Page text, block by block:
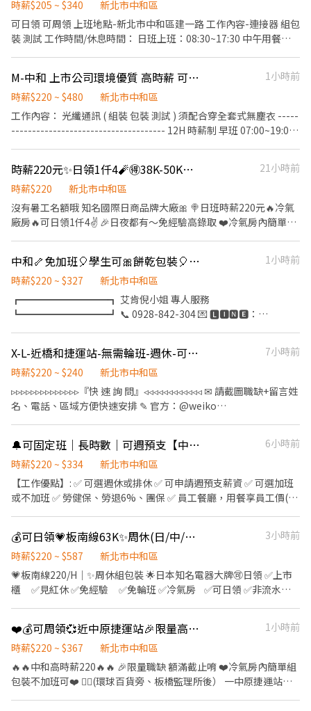
12:30/17:00-18:00休息 ➢夜班 19:00-07:00；23:00-
24:00/03:00-04:00休息 『第一天報到，會早班(10:00-17:00)教育訓
練！第二天依應徵班別上班』 【休假方式】:周休二日 見紅休/排休
津貼(約57499~67649) (加班費以200另計)(加班費依照勞
基法計算) 【廠內相關事項】 廠內準備團膳(餐具需自備)，用餐刷卡
【主動詢問】請主動告知：姓名+手機+區域 1. 快速安排請我:
https://lin.ee/Nfdix8m 2. 馬上安排請加 id : @418zmslz (記得一定
要加小老鼠唷~有需要了解細節也可直接留言唷~)
時薪$205 ~ $340
新北市中和區
可日領 可周領 上班地點-新北市中和區建一路 工作內容-連接器 組包
裝 測試 工作時間/休息時間： 日班上班：08:30~17:30 中午用餐：
M-中和 上市公司環境優質 高時薪 可8H .12H自由選 可週領 無經驗可
1小時前
時薪$220 ~ $480
新北市中和區
工作內容： 光纖通訊 ( 組裝 包裝 測試 ) 須配合穿全套式無塵衣 -----
------------------------------------- 12H 時薪制 早班 07:00~19:00
吹日曬✨ ------------------------------------------ 另有8小時常日
班 三班輪班可選 早班 06:45 ~ 15:15 午班 14:45 ~ 23:15 夜班 22:45
~ 07:15 ✨8H與12H薪資計算方式不同 可諮詢詢問✨ ✨可自由選擇加
班✨ ✨可排休✨ 可週休✨ 地點 :新北市橋安街 鄰近中和好事多 橋和
庭 歡迎您的加入✨ 快速處理 ✨ 🆔 93_chi501 電話：0983-332-312
小檸 可詢問 電話可直接搜尋加好友 留下姓名電話 截圖詢問我唷✨
時薪220元✨日領1仟4🧨🉐38K-50K🎆簡單電動鎖螺絲人員💚日中夜自選
21小時前
時薪$220
新北市中和區
沒有暑工名額哦 知名國際日商品牌大廠🎀 🍭日班時薪220元🔥冷氣
廠房🔥可日領1仟4✌ 🎉日夜都有～免經驗高錄取 ❤️冷氣房內簡單組
分鐘 🚩 中原捷運站走路8分鐘 🚩 中和環球購物中心只要2分鐘 🚩 板
橋車站6分鐘 🚩 永和樂華夜市10分鐘 🚩 萬華車站10分鐘 🚩 新莊好
市多15分鐘 🚩 樹林車站15分鐘 💞可日領1400/元 💞周休二日 💞免
無塵服 💞可線上書審 💞加班備有小點心 🔎工作內容: 電腦相關商品
🔎薪資待遇: 日班時薪2️⃣2️⃣0️⃣元 薪約3️⃣8️⃣k-5️⃣0️⃣k 中班:16:00-00:10
薪: 3️⃣6️⃣k-3️⃣8️⃣k起 夜班:24:00-09:10薪:4️⃣1️⃣k-4️⃣2️⃣k起 (含津貼+加
➜ID:@ufx3668p 張艾比 ♬♬點我:https://lin.ee/0ncdw8S （加入
後請傳訊息我才看的到喔） 🧡免服務費🧡快速媒合🧡立即上工
中和🦴免加班🎈學生可🎀餅乾包裝🎈時薪220💎免學歷🎊免經驗🍂可週借支💎高錄取
1小時前
時薪$220 ~ $327
新北市中和區
┏━━━━━━━━━┓ 艾肯倪小姐 專人服務
┗━━━━━━━━━┛ 📞 0928-842-304 💌 🅻🅸🅽🅴：
搬重、需穿食品防塵服 ⭐獨立作業 ⭐不加班 ⋯⋯⋯⋯⋯⋯職缺介
紹⋯⋯⋯⋯⋯⋯⋯⋯ ♡工作內容♡ 食品製造生產、包裝、烘烤、洗
滌、出貨、倉管 ♡工作時間♡ 09:00-18:00/10:00-19:00 ♡薪資待
遇♡ 時薪$220元 ♡休假制度♡ 月排休8天(固定休日，一到六排休
節禮品或禮金 ⋯⋯⋯⋯⋯⋯⋯⋯⋯⋯⋯⋯⋯⋯⋯⋯⋯⋯⋯⋯⋯ 🧸艾
肯倪小姐 📞0928-842-304 @185vbnvi
☎️🅻🅸🅽🅴https://lin.ee/BqL8eP5 🌸留言【姓名✚電話✚年次】
立即安排 📩免費諮詢📩免仲介費📩免服務費
X-L-近橋和捷運站-無需輪班-週休-可免加班
7小時前
時薪$220 ~ $240
新北市中和區
▹▹▹▹▹▹▹▹▹▹▹▹▹▹『快 速 詢 問』◃◃◃◃◃◃◃◃◃◃◃◃ ✉ 請截圖職缺+留言姓
名、電話、區域方便快速安排 ✎ 官方：@weiko
容 』◃◃◃◃◃◃◃◃◃◃◃◃ 電子光電零組件組、包裝、測試 時薪 * 日班：
07:00－19:00 時薪220 加班依勞基法計算 薪約 50000-60000 * 夜
班：19:00－07:00 時薪240 加班依勞基法計算 薪約 60000-70000
(可不加班) * 日班：06:45－15:15 * 中班：14:45－23:15 * 夜班：
♥ 伙 食 津 貼 ♥ 機 車 停 車 位 ♥ 無 學 歷 限 制 ♥ 勞保、健保、團
保、勞退6%
🔔可固定班｜長時數｜可週預支【中和區高薪作業員】任選週休.排休.加班.不加班
6小時前
時薪$220 ~ $334
新北市中和區
【工作優點】: ✅ 可選週休或排休 ✅ 可申請週預支薪資 ✅ 可選加班
或不加班 ✅ 勞健保、勞退6%、團保 ✅ 員工餐廳，用餐享員工價(45
中班 14：45 - 23：15 💰32K↑ ❥ 夜班 22：45 - 07：15 💰34K↑ ❥
早班 07：00 - 19：00 時薪 220-334 ❥ 夜班 19：00 - 07：00 時薪
240-334 【上班地點】 : 新北市中和區喬安街35號 -----------★----
---------------★----------------★------ ｜✅負責專員：伊伊 ｜ ｜
---------★---------------★-------------------★---------
💰可日領💗板南線63K✨周休(日/中/夜)自選🌟免經驗高錄取✅立即上班✅線上書審
3小時前
時薪$220 ~ $587
新北市中和區
💗板南線220/H｜✨周休組包裝 🌟日本知名電器大牌🉑️日領 ✅上市
櫃 ✅見紅休 ✅免經驗 ✅免輪班 ✅冷氣房 ✅可日領 ✅非流水線
近中原捷運站走路8分 🚌可搭乘 ►環狀線 ►51、231、793 ►藍
31、57、307、796 —————職務介紹————— 🔎上班地點：中和
區員山路(中原捷運站) 🔎上班時段： ►日班 8:00-17:10 ►中班
16:00-1:10 ►夜班 24:00-9:10 (隔天下夜) 🔎休假制度：周休二日(見
紅休) 🔎用餐規定：員工餐廳,加班免費供餐點 🔎休息規定：午休50
❤️💰可周領💞近中原捷運站🎉限量高時薪220❤️冷氣房內筆電組包裝🎀周休二日
1小時前
時薪$220 ~ $367
新北市中和區
🔥🔥中和高時薪220🔥🔥 🎉限量職缺 額滿截止唷 ❤️冷氣房內簡單組
包裝不加班可❤️ 🚶‍♀️(環球百貨旁、板橋監理所後） 一中原捷運站走